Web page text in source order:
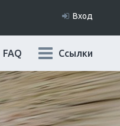
Вход
Ссылки
FAQ